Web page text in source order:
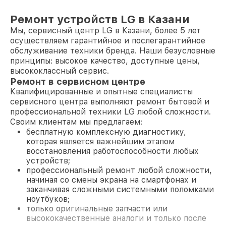
Ремонт устройств LG в Казани
Мы, сервисный центр LG в Казани, более 5 лет
осуществляем гарантийное и послегарантийное
обслуживание техники бренда. Наши безусловные
принципы: высокое качество, доступные цены,
высококлассный сервис.
Ремонт в сервисном центре
Квалифицированные и опытные специалисты
сервисного центра выполняют ремонт бытовой и
профессиональной техники LG любой сложности.
Своим клиентам мы предлагаем:
бесплатную комплексную диагностику,
которая является важнейшим этапом
восстановления работоспособности любых
устройств;
профессиональный ремонт любой сложности,
начиная со смены экрана на смартфонах и
заканчивая сложными системными поломками
ноутбуков;
только оригинальные запчасти или
высококачественные аналоги и только после